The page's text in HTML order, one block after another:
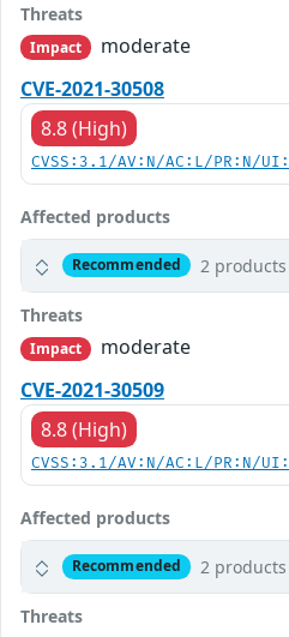
Threats
Impact
moderate
CVE-2021-30508
8.8 (High)
CVSS:3.1/AV:N/AC:L/PR:N/
Affected products
Recommended 2 products
Threats
Impact
moderate
CVE-2021-30509
8.8 (High)
CVSS:3.1/AV:N/AC:L/PR:N/
Affected products
Recommended 2 products
Threats